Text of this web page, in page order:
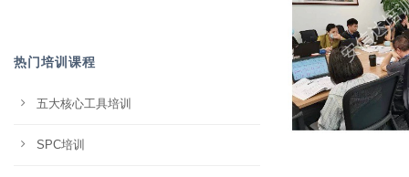
热门培训课程
五大核心工具培训
SPC培训